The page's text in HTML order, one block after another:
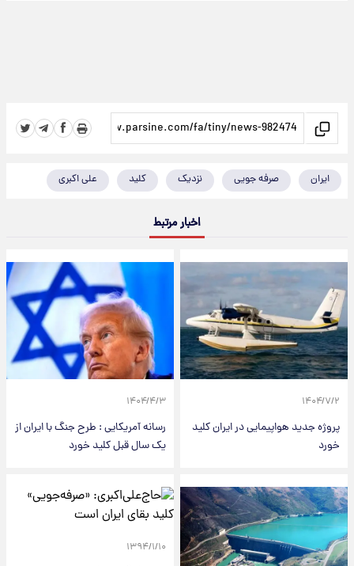
ایران صرفه جویی نزدیک کلید علی اکبری
اخبار مرتبط
۱۴۰۴/۷/۲
پروژه جدید هواپیمایی در ایران کلید
خورد
۱۴۰۴/۴/۳
رسانه آمریکایی : طرح جنگ با ایران از
یک سال قبل کلید خورد
۱۳۹۴/۱/۱۰